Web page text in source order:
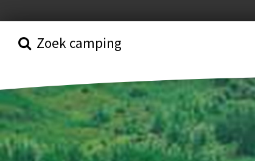
Zoek camping